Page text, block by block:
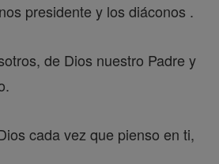
presidente y los diáconos .
de Dios nuestro Padre y
cada vez que pienso en ti,